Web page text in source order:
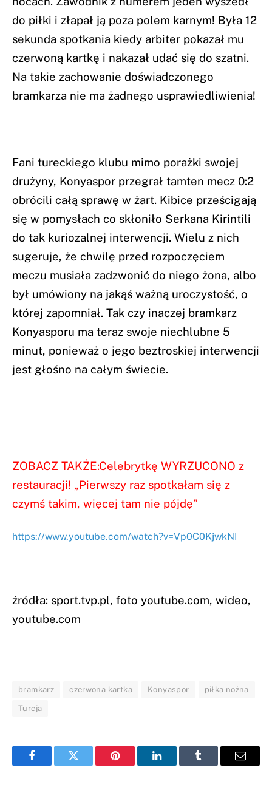
do piłki i złapał ją poza polem karnym! Była 12
sekunda spotkania kiedy arbiter pokazał mu
czerwoną kartkę i nakazał udać się do szatni.
Na takie zachowanie doświadczonego
bramkarza nie ma żadnego usprawiedliwienia!
Fani tureckiego klubu mimo porażki swojej
drużyny, Konyaspor przegrał tamten mecz 0:2
obrócili całą sprawę w żart. Kibice prześcigają
się w pomysłach co skłoniło Serkana Kirintili
do tak kuriozalnej interwencji. Wielu z nich
sugeruje, że chwilę przed rozpoczęciem
meczu musiała zadzwonić do niego żona, albo
był umówiony na jakąś ważną uroczystość, o
której zapomniał. Tak czy inaczej bramkarz
Konyasporu ma teraz swoje niechlubne 5
minut, ponieważ o jego beztroskiej interwencji
jest głośno na całym świecie.
ZOBACZ TAKŻE:Celebrytkę WYRZUCONO z
restauracji! „Pierwszy raz spotkałam się z
czymś takim, więcej tam nie pójdę”
https://www.youtube.com/watch?v=Vp0C0KjwkNI
źródła: sport.tvp.pl, foto youtube.com, wideo,
youtube.com
bramkarz czerwona kartka Konyaspor piłka nożna
Turcja
FacebookTwitter Pinterest LinkedInTumblr Email